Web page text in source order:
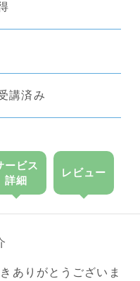
講済み
ービス
詳細
レビュー
ありがとうございま